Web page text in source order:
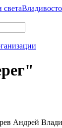
света
Андрей